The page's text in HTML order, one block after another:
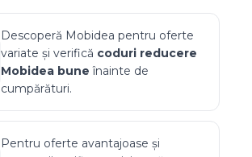
Descoperă Mobidea pentru oferte
variate și verifică coduri reducere
Mobidea bune înainte de
cumpărături.
Pentru oferte avantajoase și